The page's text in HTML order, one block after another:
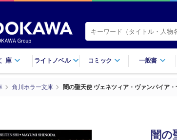
庫 ライトノベル コミック 一般書
角川ホラー文庫 闇の聖天使 ヴェネツィア・ヴァンパイア・
闇の